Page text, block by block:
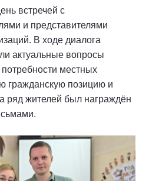
встречей с
и представителями
В ходе диалога
актуальные вопросы
местных
гражданскую позицию и
ряд жителей был награждён